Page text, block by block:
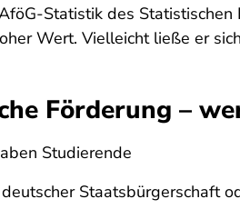
Statistik des
Wert. Vielleicht ließe er
Förderung –
Studierende
Staatsbürgerschaft